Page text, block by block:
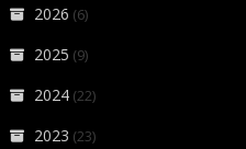
2026 (6)
2025 (9)
2024 (22)
2023 (23)